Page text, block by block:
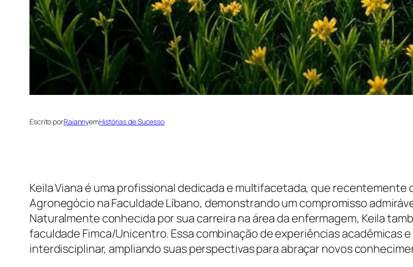
Escrito porRaiannyemHistórias de Sucesso
Keila Viana é uma profissional dedicada e multifacetada, que recentemente
Agronegócio na Faculdade Líbano, demonstrando um compromisso
Naturalmente conhecida por sua carreira na área da enfermagem, Keila
faculdade Fimca/Unicentro. Essa combinação de experiências acadêmicas
interdisciplinar, ampliando suas perspectivas para abraçar novos